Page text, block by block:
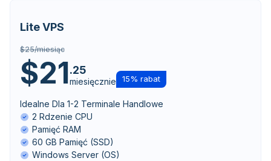
Lite VPS
$25/miesiąc
$21.25
miesięcznie 15% rabat
Idealne Dla 1-2 Terminale Handlowe
2 Rdzenie CPU
Pamięć RAM
60 GB Pamięć (SSD)
Windows Server (OS)